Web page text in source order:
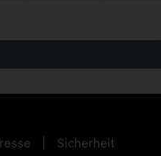
Sicherheit